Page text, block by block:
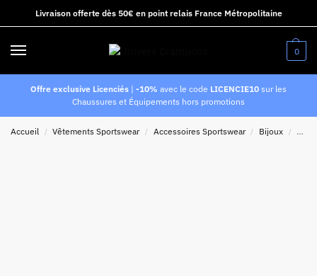
Livraison offerte dès 50€ en point relais France Métropolitaine
0
Offre exclusive Licenciés | -10% avec le code LICENCIE10 sur les
Chaussures et Équipements hors promotions
Accueil / Vêtements Sportswear / Accessoires Sportswear / Bijoux /